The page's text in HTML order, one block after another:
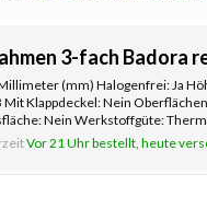
3-fach Badora
(mm) Halogenfrei: Ja
Mit Klappdeckel: Nein
Nein Werkstoffgüte:
Vor 21 Uhr bestellt, heute